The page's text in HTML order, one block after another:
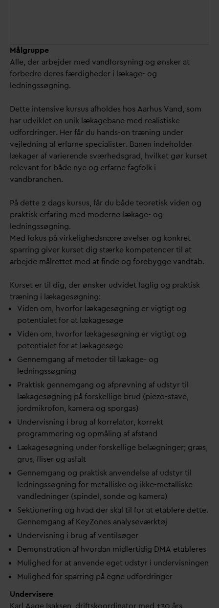
Målgruppe
Alle, der arbejder med vandforsyning og ønsker at
forbedre deres færdigheder i lækage- og
ledningssøgning.
Dette intensive kursus afholdes hos Aarhus Vand, som
har udviklet en unik lækagebane med realistiske
udfordringer. Her får du hands-on træning under
vejledning af erfarne specialister. Banen indeholder
lækager af varierende sværhedsgrad, hvilket gør kurset
relevant for både nye og erfarne fagfolk i
vandbranchen.
På dette 2 dags kursus, får du både teoretisk viden og
praktisk erfaring med moderne lækage- og
ledningssøgning.
Med fokus på virkelighedsnære øvelser og konkret
sparring giver kurset dig stærke kompetencer til at
arbejde målrettet med at finde og forebygge vandtab.
Kurset er til dig, der ønsker udvidet faglig og praktisk
træning i lækagesøgning:
Viden om, hvorfor lækagesøgning er vigtigt og
potentialet for at lækagesøge
Viden om, hvorfor lækagesøgning er vigtigt og
potentialet for at lækagesøge
Gennemgang af metoder til lækage- og
ledningssøgning
Praktisk gennemgang og afprøvning af udstyr til
lækagesøgning på forskellige brud (piezo-stave,
jordmikrofon, kamera og sporgas)
Undervisning i brug af korrelator, korrekt
programmering og opmåling af afstand
Lækagesøgning under forskellige belægninger; græs,
grus, fliser og asfalt
Gennemgang og praktisk anvendelse af udstyr til
ledningssøgning for metalliske og ikke-metalliske
vandledninger (spindel, sonde og kamera)
Sektionering og hvad der skal til for at etablere dette.
Gennemgang af KeyZones analyseværktøj
Undervisning i brug af ventilsøger
Demonstration af hvordan midlertidig DMA etableres
Mulighed for at anvende eget udstyr i undervisningen
Mulighed for sparring på egne udfordringer
Undervisere
Karl Aage Isaksen, driftskoordinator med +30 års